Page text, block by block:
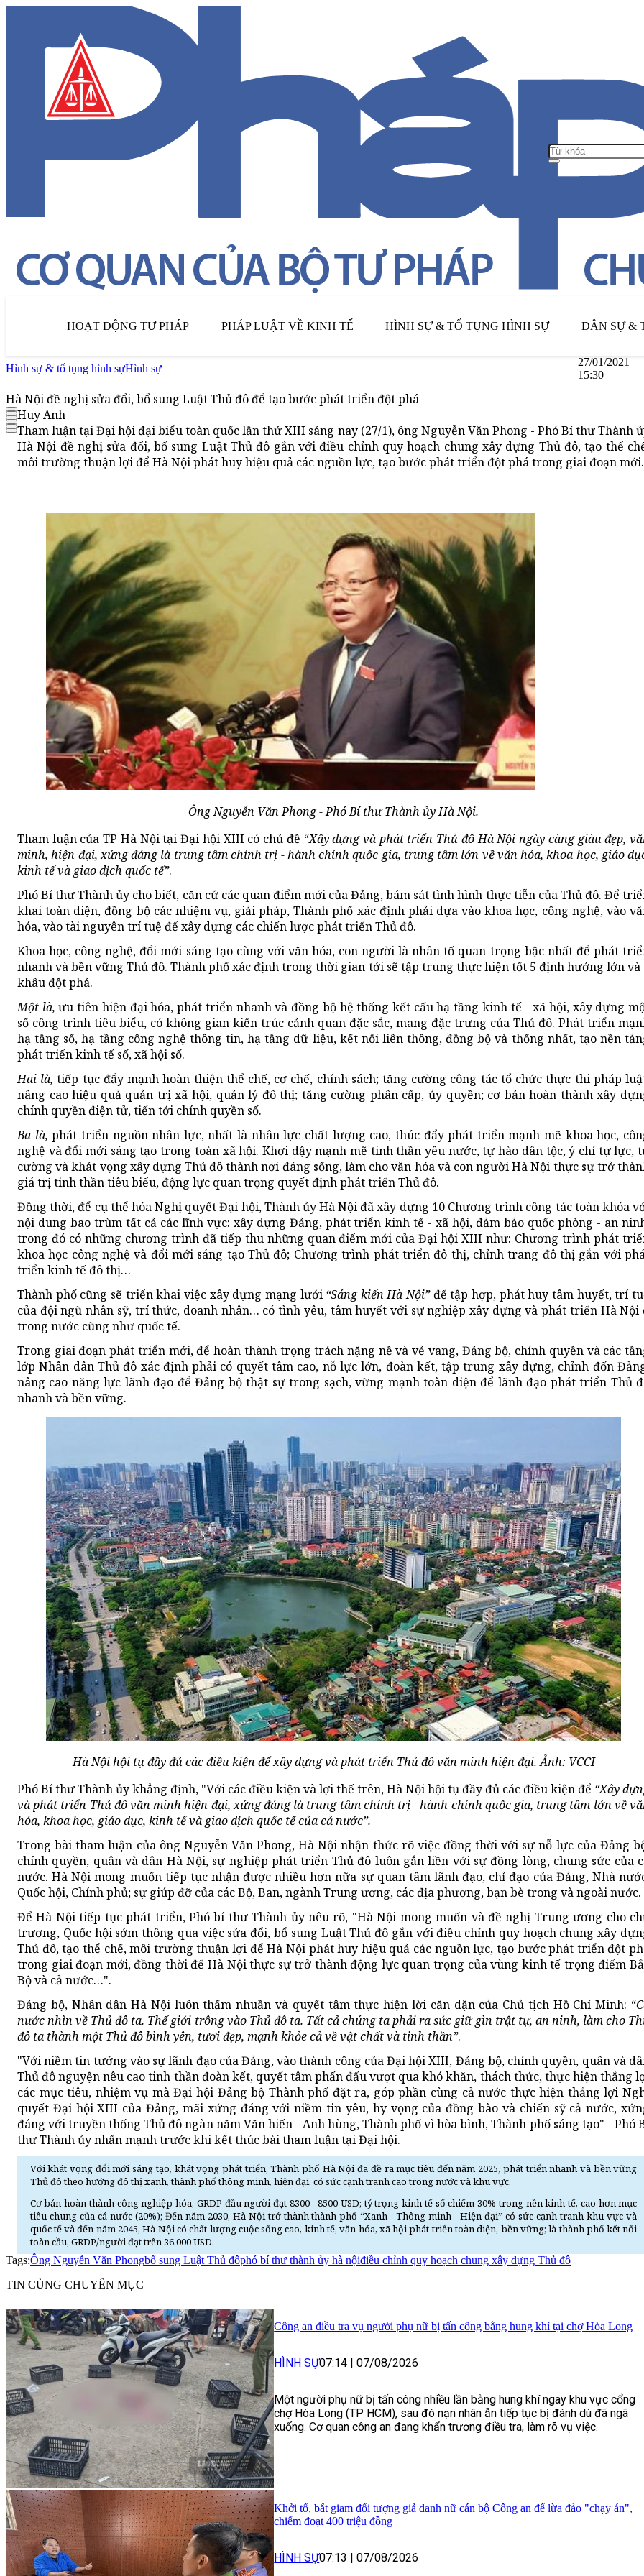
HOẠT ĐỘNG TƯ PHÁP PHÁP LUẬT VỀ KINH TẾ HÌNH SỰ & TỐ TỤNG HÌNH SỰ DÂN SỰ &
Hình sự & tố tụng hình sựHình sự
27/01/2021
15:30
Hà Nội đề nghị sửa đổi, bổ sung Luật Thủ đô để tạo bước phát triển đột phá
Huy Anh
Tham luận tại Đại hội đại biểu toàn quốc lần thứ XIII sáng nay (27/1), ông Nguyễn Văn Phong - Phó Bí thư Thành
Hà Nội đề nghị sửa đổi, bổ sung Luật Thủ đô gắn với điều chỉnh quy hoạch chung xây dựng Thủ đô, tạo thể
môi trường thuận lợi để Hà Nội phát huy hiệu quả các nguồn lực, tạo bước phát triển đột phá trong giai đoạn mới.
Ông Nguyễn Văn Phong - Phó Bí thư Thành ủy Hà Nội.
Tham luận của TP Hà Nội tại Đại hội XIII có chủ đề “Xây dựng và phát triển Thủ đô Hà Nội ngày càng giàu đẹp,
minh, hiện đại, xứng đáng là trung tâm chính trị - hành chính quốc gia, trung tâm lớn về văn hóa, khoa học, giáo
kinh tế và giao dịch quốc tế”.
Phó Bí thư Thành ủy cho biết, căn cứ các quan điểm mới của Đảng, bám sát tình hình thực tiễn của Thủ đô. Để
khai toàn diện, đồng bộ các nhiệm vụ, giải pháp, Thành phố xác định phải dựa vào khoa học, công nghệ, vào
hóa, vào tài nguyên trí tuệ để xây dựng các chiến lược phát triển Thủ đô.
Khoa học, công nghệ, đổi mới sáng tạo cùng với văn hóa, con người là nhân tố quan trọng bậc nhất để phát
nhanh và bền vững Thủ đô. Thành phố xác định trong thời gian tới sẽ tập trung thực hiện tốt 5 định hướng lớn và
khâu đột phá.
Một là, ưu tiên hiện đại hóa, phát triển nhanh và đồng bộ hệ thống kết cấu hạ tầng kinh tế - xã hội, xây dựng
số công trình tiêu biểu, có không gian kiến trúc cảnh quan đặc sắc, mang đặc trưng của Thủ đô. Phát triển
hạ tầng số, hạ tầng công nghệ thông tin, hạ tầng dữ liệu, kết nối liên thông, đồng bộ và thống nhất, tạo nền
phát triển kinh tế số, xã hội số.
Hai là, tiếp tục đẩy mạnh hoàn thiện thể chế, cơ chế, chính sách; tăng cường công tác tổ chức thực thi pháp
nâng cao hiệu quả quản trị xã hội, quản lý đô thị; tăng cường phân cấp, ủy quyền; cơ bản hoàn thành xây
chính quyền điện tử, tiến tới chính quyền số.
Ba là, phát triển nguồn nhân lực, nhất là nhân lực chất lượng cao, thúc đẩy phát triển mạnh mẽ khoa học,
nghệ và đổi mới sáng tạo trong toàn xã hội. Khơi dậy mạnh mẽ tinh thần yêu nước, tự hào dân tộc, ý chí tự lực,
cường và khát vọng xây dựng Thủ đô thành nơi đáng sống, làm cho văn hóa và con người Hà Nội thực sự trở
giá trị tinh thần tiêu biểu, động lực quan trọng quyết định phát triển Thủ đô.
Đồng thời, để cụ thể hóa Nghị quyết Đại hội, Thành ủy Hà Nội đã xây dựng 10 Chương trình công tác toàn khóa
nội dung bao trùm tất cả các lĩnh vực: xây dựng Đảng, phát triển kinh tế - xã hội, đảm bảo quốc phòng - an
trong đó có những chương trình đã tiếp thu những quan điểm mới của Đại hội XIII như: Chương trình phát
khoa học công nghệ và đổi mới sáng tạo Thủ đô; Chương trình phát triển đô thị, chỉnh trang đô thị gắn với
triển kinh tế đô thị…
Thành phố cũng sẽ triển khai việc xây dựng mạng lưới “Sáng kiến Hà Nội”để tập hợp, phát huy tâm huyết, trí
của đội ngũ nhân sỹ, trí thức, doanh nhân… có tình yêu, tâm huyết với sự nghiệp xây dựng và phát triển Hà Nội
trong nước cũng như quốc tế.
Trong giai đoạn phát triển mới, để hoàn thành trọng trách nặng nề và vẻ vang, Đảng bộ, chính quyền và các
lớp Nhân dân Thủ đô xác định phải có quyết tâm cao, nỗ lực lớn, đoàn kết, tập trung xây dựng, chỉnh đốn
nâng cao năng lực lãnh đạo để Đảng bộ thật sự trong sạch, vững mạnh toàn diện để lãnh đạo phát triển Thủ
nhanh và bền vững.
Hà Nội hội tụ đầy đủ các điều kiện để xây dựng và phát triển Thủ đô văn minh hiện đại. Ảnh: VCCI
Phó Bí thư Thành ủy khẳng định, "Với các điều kiện và lợi thế trên, Hà Nội hội tụ đầy đủ các điều kiện để “Xây
và phát triển Thủ đô văn minh hiện đại, xứng đáng là trung tâm chính trị - hành chính quốc gia, trung tâm lớn về
hóa, khoa học, giáo dục, kinh tế và giao dịch quốc tế của cả nước”.
Trong bài tham luận của ông Nguyễn Văn Phong, Hà Nội nhận thức rõ việc đồng thời với sự nỗ lực của Đảng
chính quyền, quân và dân Hà Nội, sự nghiệp phát triển Thủ đô luôn gắn liền với sự đồng lòng, chung sức của
nước. Hà Nội mong muốn tiếp tục nhận được nhiều hơn nữa sự quan tâm lãnh đạo, chỉ đạo của Đảng, Nhà
Quốc hội, Chính phủ; sự giúp đỡ của các Bộ, Ban, ngành Trung ương, các địa phương, bạn bè trong và ngoài nước.
Để Hà Nội tiếp tục phát triển, Phó bí thư Thành ủy nêu rõ, "Hà Nội mong muốn và đề nghị Trung ương cho
trương, Quốc hội sớm thông qua việc sửa đổi, bổ sung Luật Thủ đô gắn với điều chỉnh quy hoạch chung xây
Thủ đô, tạo thể chế, môi trường thuận lợi để Hà Nội phát huy hiệu quả các nguồn lực, tạo bước phát triển đột
trong giai đoạn mới, đồng thời để Hà Nội thực sự trở thành động lực quan trọng của vùng kinh tế trọng điểm
Bộ và cả nước…".
Đảng bộ, Nhân dân Hà Nội luôn thấm nhuần và quyết tâm thực hiện lời căn dặn của Chủ tịch Hồ Chí Minh: “
nước nhìn về Thủ đô ta. Thế giới trông vào Thủ đô ta. Tất cả chúng ta phải ra sức giữ gìn trật tự, an ninh, làm cho
đô ta thành một Thủ đô bình yên, tươi đẹp, mạnh khỏe cả về vật chất và tinh thần”.
"Với niềm tin tưởng vào sự lãnh đạo của Đảng, vào thành công của Đại hội XIII, Đảng bộ, chính quyền, quân và
Thủ đô nguyện nêu cao tinh thần đoàn kết, quyết tâm phấn đấu vượt qua khó khăn, thách thức, thực hiện thắng
các mục tiêu, nhiệm vụ mà Đại hội Đảng bộ Thành phố đặt ra, góp phần cùng cả nước thực hiện thắng lợi
quyết Đại hội XIII của Đảng, mãi xứng đáng với niềm tin yêu, hy vọng của đồng bào và chiến sỹ cả nước,
đáng với truyền thống Thủ đô ngàn năm Văn hiến - Anh hùng, Thành phố vì hòa bình, Thành phố sáng tạo" - Phó
thư Thành ủy nhấn mạnh trước khi kết thúc bài tham luận tại Đại hội.
Với khát vọng đổi mới sáng tạo, khát vọng phát triển, Thành phố Hà Nội đã đề ra mục tiêu đến năm 2025, phát triển nhanh và bền vững
Thủ đô theo hướng đô thị xanh, thành phố thông minh, hiện đại, có sức cạnh tranh cao trong nước và khu vực.
Cơ bản hoàn thành công nghiệp hóa, GRDP đầu người đạt 8300 - 8500 USD; tỷ trọng kinh tế số chiếm 30% trong nền kinh tế, cao hơn mục
tiêu chung của cả nước (20%); Đến năm 2030, Hà Nội trở thành thành phố “Xanh - Thông minh - Hiện đại” có sức cạnh tranh khu vực và
quốc tế và đến năm 2045, Hà Nội có chất lượng cuộc sống cao, kinh tế, văn hóa, xã hội phát triển toàn diện, bền vững; là thành phố kết nối
toàn cầu, GRDP/người đạt trên 36.000 USD.
Tags:Ông Nguyễn Văn Phongbổ sung Luật Thủ đôphó bí thư thành ủy hà nộiđiều chỉnh quy hoạch chung xây dựng Thủ đô
TIN CÙNG CHUYÊN MỤC
Công an điều tra vụ người phụ nữ bị tấn công bằng hung khí tại chợ Hòa Long
HÌNH SỰ07:14 | 07/08/2026
Một người phụ nữ bị tấn công nhiều lần bằng hung khí ngay khu vực cổng
chợ Hòa Long (TP HCM), sau đó nạn nhân ẫn tiếp tục bị đánh dù đã ngã
xuống. Cơ quan công an đang khẩn trương điều tra, làm rõ vụ việc.
Khởi tố, bắt giam đối tượng giả danh nữ cán bộ Công an để lừa đảo "chạy án",
chiếm đoạt 400 triệu đồng
HÌNH SỰ07:13 | 07/08/2026